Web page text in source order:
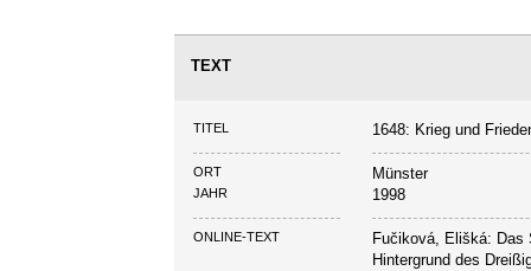
TEXT
TITEL 1648: Krieg und
ORT Münster
JAHR 1998
ONLINE-TEXT
Fučiková, Elišká: Das
Hintergrund des